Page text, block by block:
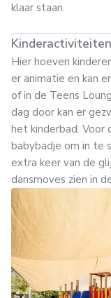
klaar staan.
Kinderactiviteiten
Hier hoeven
er animatie en kan
of in de Teens
dag door kan er
het kinderbad. Voor
babybadje om in te
extra keer van de
dansmoves zien in